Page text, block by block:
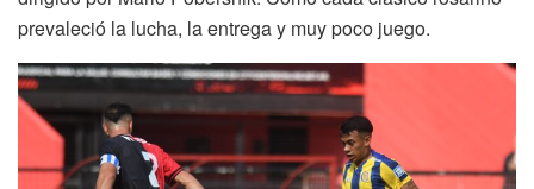
prevaleció la lucha, la entrega y muy poco juego.